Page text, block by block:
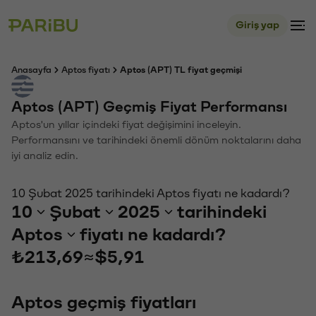
Giriş yap
Anasayfa Aptos fiyatı Aptos (APT) TL fiyat geçmişi
Aptos (APT) Geçmiş Fiyat Performansı
Aptos'un yıllar içindeki fiyat değişimini inceleyin.
Performansını ve tarihindeki önemli dönüm noktalarını daha
iyi analiz edin.
10 Şubat 2025 tarihindeki Aptos fiyatı ne kadardı?
10 Şubat 2025
tarihindeki
Aptos
fiyatı ne kadardı?
₺213,69≈$5,91
Aptos geçmiş fiyatları